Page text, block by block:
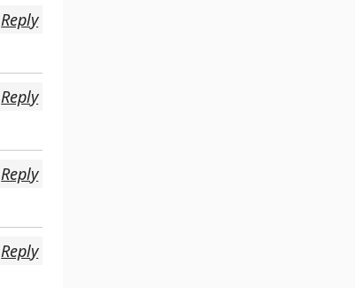
Reply
Reply
Reply
Reply